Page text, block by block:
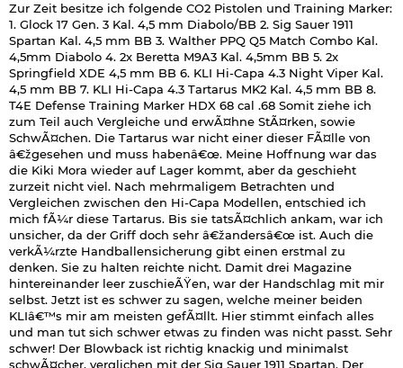
Zur Zeit besitze ich folgende CO2 Pistolen und Training Marker:
1. Glock 17 Gen. 3 Kal. 4,5 mm Diabolo/BB 2. Sig Sauer 1911
Spartan Kal. 4,5 mm BB 3. Walther PPQ Q5 Match Combo Kal.
4,5mm Diabolo 4. 2x Beretta M9A3 Kal. 4,5mm BB 5. 2x
Springfield XDE 4,5 mm BB 6. KLI Hi-Capa 4.3 Night Viper Kal.
4,5 mm BB 7. KLI Hi-Capa 4.3 Tartarus MK2 Kal. 4,5 mm BB 8.
T4E Defense Training Marker HDX 68 cal .68 Somit ziehe ich
zum Teil auch Vergleiche und erwÃ¤hne StÃ¤rken, sowie
SchwÃ¤chen. Die Tartarus war nicht einer dieser FÃ¤lle von
â€žgesehen und muss habenâ€œ. Meine Hoffnung war das
die Kiki Mora wieder auf Lager kommt, aber da geschieht
zurzeit nicht viel. Nach mehrmaligem Betrachten und
Vergleichen zwischen den Hi-Capa Modellen, entschied ich
mich fÃ¼r diese Tartarus. Bis sie tatsÃ¤chlich ankam, war ich
unsicher, da der Griff doch sehr â€žandersâ€œ ist. Auch die
verkÃ¼rzte Handballensicherung gibt einen erstmal zu
denken. Sie zu halten reichte nicht. Damit drei Magazine
hintereinander leer zuschieÃŸen, war der Handschlag mit mir
selbst. Jetzt ist es schwer zu sagen, welche meiner beiden
KLIâ€™s mir am meisten gefÃ¤llt. Hier stimmt einfach alles
und man tut sich schwer etwas zu finden was nicht passt. Sehr
schwer! Der Blowback ist richtig knackig und minimalst
schwÃ¤cher, verglichen mit der Sig Sauer 1911 Spartan. Der